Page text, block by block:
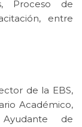
Proceso de
entre
de la EBS,
Académico,
de